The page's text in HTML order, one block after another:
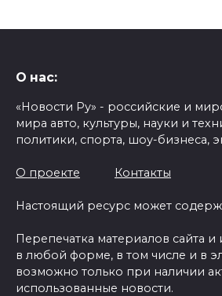
О нас:
«Новости Ру» - российские и
мира авто, культуры, науки и
политики, спорта, шоу-бизнеса,
О проекте Контакты
Настоящий ресурс может
Перепечатка материалов сайта и
в любой форме, в том числе и в
возможно только при наличии
использованные новости.